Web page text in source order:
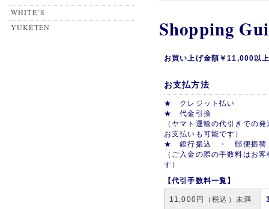
WHITE’S
YUKETEN
Shopping
お買い上げ金額￥11,000以
お支払方法
★ クレジット払い
★ 代金引換
（ヤマト運輸の代引きでの
お支払いも可能です）
★ 銀行振込 ・ 郵便振替
（ご入金の際の手数料はお
す）
【代引手数料一覧】
11,000円（税込）未満